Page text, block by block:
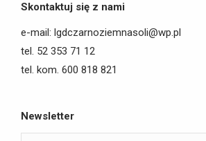
Skontaktuj się z nami
e-mail: lgdczarnoziemnasoli@wp.pl
tel. 52 353 71 12
tel. kom. 600 818 821
Newsletter